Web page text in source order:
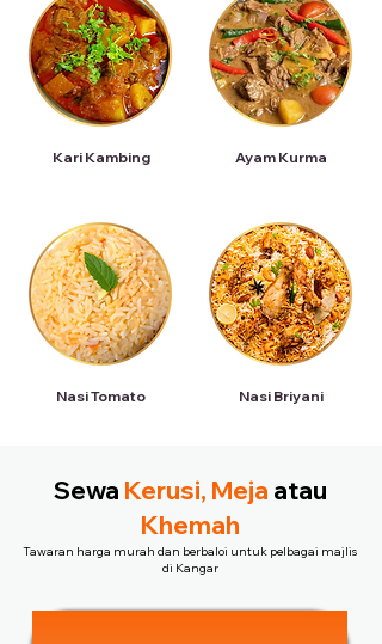
Kari Kambing
Nasi Tomato
Ayam Kurma
Nasi Briyani
Sewa Kerusi, Meja atau
Khemah
Tawaran harga murah dan berbaloi untuk pelbagai majlis
di Kangar